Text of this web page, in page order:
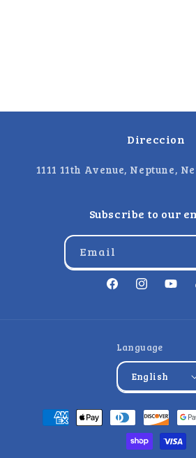
Direccion
1111 11th Avenue, Neptune,
Subscribe to our
Email
FacebookInstagram
Language
English
Payment
methods